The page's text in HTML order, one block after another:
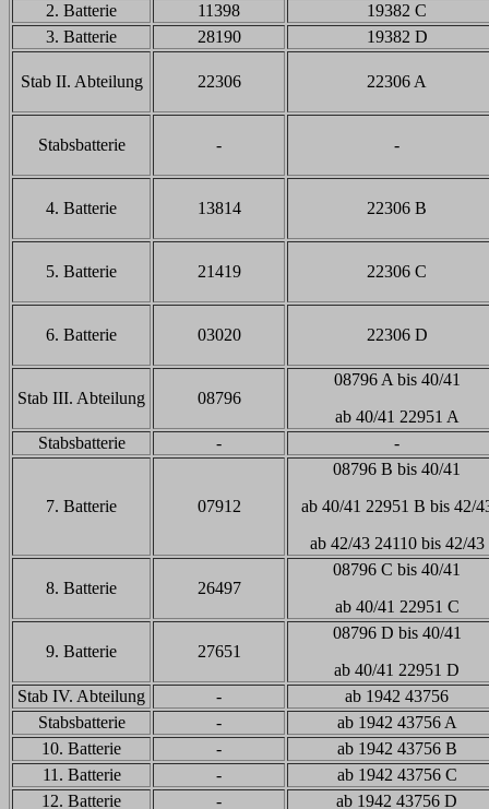
2. Batterie
11398
19382 C
3. Batterie
28190 19382 D
Stab II. Abteilung 22306 22306 A
Stabsbatterie - -
4. Batterie 13814 22306 B
5. Batterie 21419 22306 C
6. Batterie 03020 22306 D
Stab III. Abteilung 08796
08796 A bis 40/41
ab 40/41 22951 A
Stabsbatterie
- -
7. Batterie 07912
08796 B bis 40/41
ab 40/41 22951 B bis 42/
ab 42/43 24110 bis 42/43
8. Batterie 26497
08796 C bis 40/41
ab 40/41 22951 C
9. Batterie 27651
08796 D bis 40/41
ab 40/41 22951 D
Stab IV. Abteilung
-
ab 1942 43756
Stabsbatterie
-
ab 1942 43756 A
10. Batterie
-
ab 1942 43756 B
11. Batterie
-
ab 1942 43756 C
12. Batterie
-
ab 1942 43756 D